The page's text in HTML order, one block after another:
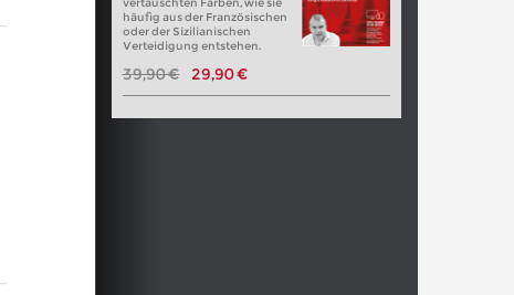
häufig aus der Französischen
oder der Sizilianischen
Verteidigung entstehen.
39,90 € 29,90 €